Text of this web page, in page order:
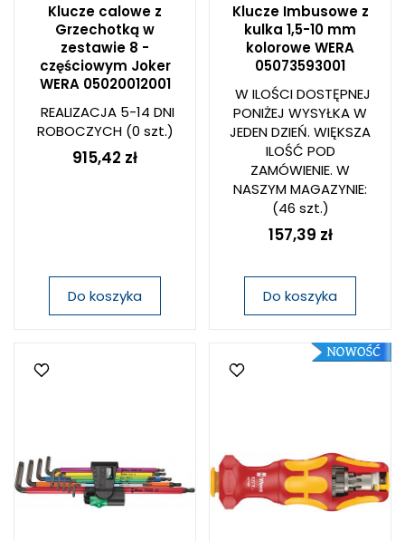
Klucze calowe z
Grzechotką w
zestawie 8 -
częściowym Joker
WERA 05020012001
REALIZACJA 5-14 DNI
ROBOCZYCH(0 szt.)
915,42 zł
Do koszyka
Klucze Imbusowe z
kulka 1,5-10 mm
kolorowe WERA
05073593001
W ILOŚCI DOSTĘPNEJ
PONIŻEJ WYSYŁKA W
JEDEN DZIEŃ. WIĘKSZA
ILOŚĆ POD
ZAMÓWIENIE. W
NASZYM MAGAZYNIE:
(46 szt.)
157,39 zł
Do koszyka